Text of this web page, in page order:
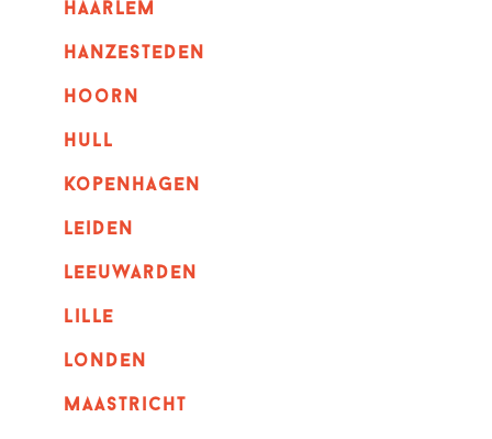
haarlem
hanzesteden
hoorn
hull
kopenhagen
leiden
leeuwarden
lille
londen
maastricht